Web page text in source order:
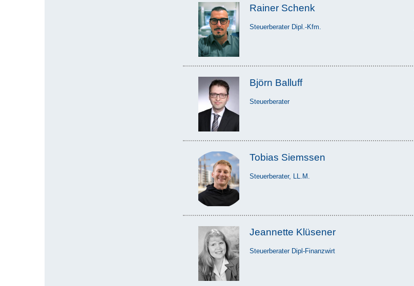
Rainer Schenk
Steuerberater Dipl.-Kfm.
Björn Balluff
Steuerberater
Tobias Siemssen
Steuerberater, LL.M.
Jeannette Klüsener
Steuerberater Dipl-Finanzwirt